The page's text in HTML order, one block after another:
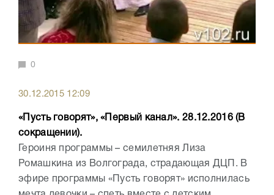
0
30.12.2015 12:09
«Пусть говорят», «Первый канал». 28.12.2016 (В
сокращении).
Героиня программы – семилетняя Лиза
Ромашкина из Волгограда, страдающая ДЦП. В
эфире программы «Пусть говорят» исполнилась